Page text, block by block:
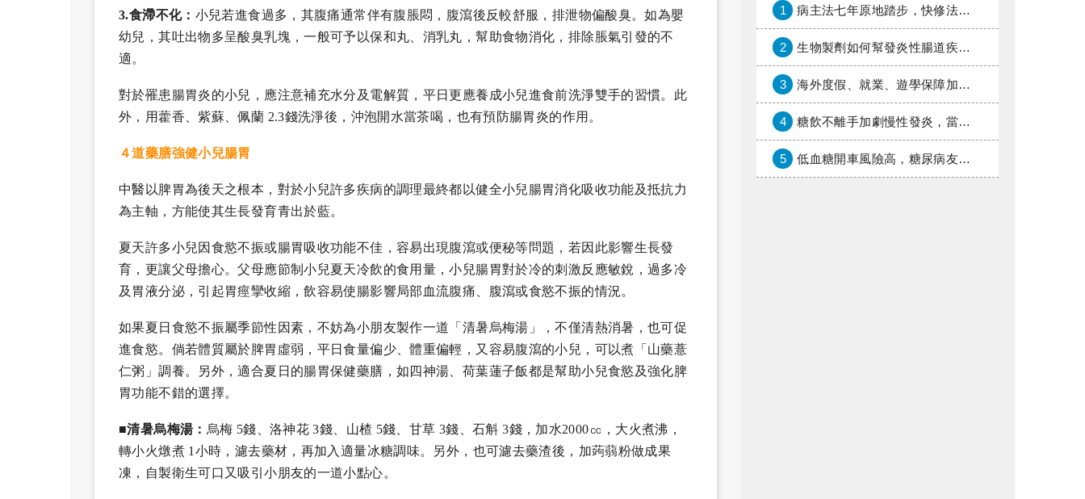
3.食滯不化： 小兒若進食過多，其腹痛通常伴有腹脹悶，腹瀉後反較舒服，排泄物偏酸臭。如為嬰
幼兒，其吐出物多呈酸臭乳塊，一般可予以保和丸、消乳丸，幫助食物消化，排除脹氣引發的不
適。
對於罹患腸胃炎的小兒，應注意補充水分及電解質，平日更應養成小兒進食前洗淨雙手的習慣。此
外，用藿香、紫蘇、佩蘭 2.3錢洗淨後，沖泡開水當茶喝，也有預防腸胃炎的作用。
４道藥膳強健小兒腸胃
中醫以脾胃為後天之根本，對於小兒許多疾病的調理最終都以健全小兒腸胃消化吸收功能及抵抗力
為主軸，方能使其生長發育青出於藍。
夏天許多小兒因食慾不振或腸胃吸收功能不佳，容易出現腹瀉或便秘等問題，若因此影響生長發
育，更讓父母擔心。父母應節制小兒夏天冷飲的食用量，小兒腸胃對於冷的刺激反應敏銳，過多冷
及胃液分泌，引起胃痙攣收縮，飲容易使腸影響局部血流腹痛、腹瀉或食慾不振的情況。
如果夏日食慾不振屬季節性因素，不妨為小朋友製作一道「清暑烏梅湯」，不僅清熱消暑，也可促
進食慾。倘若體質屬於脾胃虛弱，平日食量偏少、體重偏輕，又容易腹瀉的小兒，可以煮「山藥薏
仁粥」調養。另外，適合夏日的腸胃保健藥膳，如四神湯、荷葉蓮子飯都是幫助小兒食慾及強化脾
胃功能不錯的選擇。
■清暑烏梅湯： 烏梅 5錢、洛神花 3錢、山楂 5錢、甘草 3錢、石斛 3錢，加水2000㏄，大火煮沸，
轉小火燉煮 1小時，濾去藥材，再加入適量冰糖調味。另外，也可濾去藥渣後，加蒟蒻粉做成果
凍，自製衛生可口又吸引小朋友的一道小點心。
1 病主法七年原地踏步，快修法讓病人自主決定善終
2 生物製劑如何幫發炎性腸道疾病患者抗潰瘍？治療進展與健保給付困境一次看
3 海外度假、就業、遊學保障加倍，富邦產險「一期逐夢」專案加碼遠距醫療與緊急救援
4 糖飲不離手加劇慢性發炎，當心老化與慢性病提早報到
5 低血糖開車風險高，糖尿病友上路必學的安全守則